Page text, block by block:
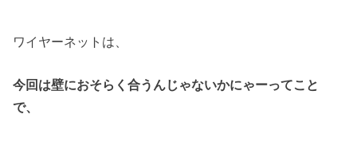
ワイヤーネットは、
今回は壁におそらく合うんじゃないかにゃーってこと
で、